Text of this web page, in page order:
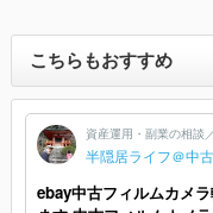
こちらもおすすめ